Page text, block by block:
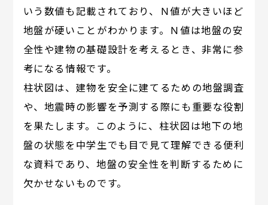
いう数値も記載されており、Ｎ値が大きいほど
地盤が硬いことがわかります。Ｎ値は地盤の安
全性や建物の基礎設計を考えるとき、非常に参
考になる情報です。
柱状図は、建物を安全に建てるための地盤調査
や、地震時の影響を予測する際にも重要な役割
を果たします。このように、柱状図は地下の地
盤の状態を中学生でも目で見て理解できる便利
な資料であり、地盤の安全性を判断するために
欠かせないものです。